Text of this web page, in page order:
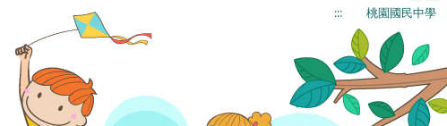
::: 桃園國民中學